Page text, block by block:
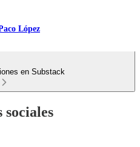
López
en Substack
sociales